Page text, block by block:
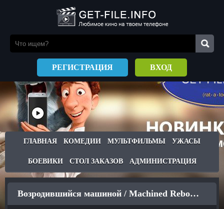
РЕГИСТРАЦИЯ ВХОД
ГЛАВНАЯ КОМЕДИИ МУЛЬТФИЛЬМЫ УЖАСЫ
БОЕВИКИ СТОЛ ЗАКАЗОВ АДМИНИСТРАЦИЯ
Возродившийся машиной / Machined Reborn (2009)